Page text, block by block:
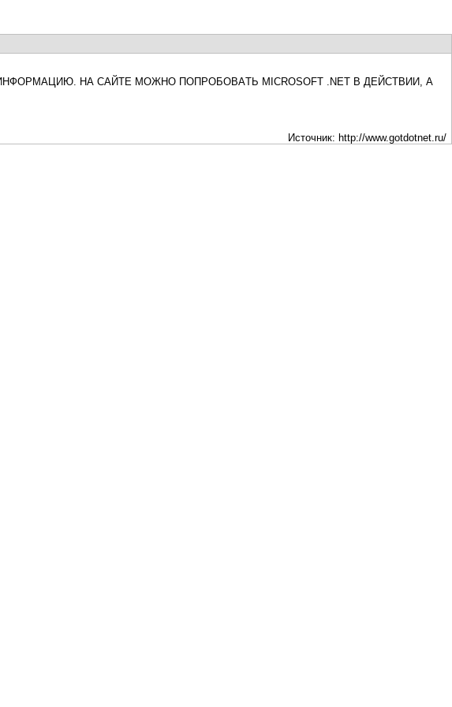
На сайте можно попробовать Microsoft .NET в действии, а
Источник: http://www.gotdotnet.ru/